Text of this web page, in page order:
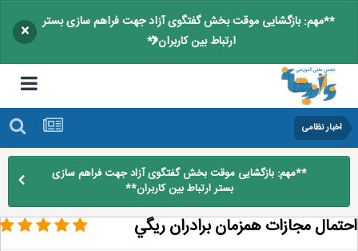
**مهم: بازگشایی موقت بخش گفتگوی آزاد جهت فراهم سازی بستر
ارتباط بین کاربران**
×
اخبار نظامی
**مهم: بازگشایی موقت بخش گفتگوی آزاد جهت فراهم سازی
بستر ارتباط بین کاربران**
مجازات همزمان برادران ريگي